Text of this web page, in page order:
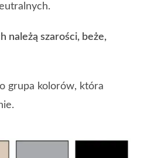
należą szarości, beże,
grupa kolorów, która